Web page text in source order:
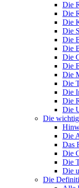
Die
Die
Die
Die
Die
Die
Die
Die
Die
Die
Die
Die
Die
Die
Die
Das
Die
Die
Die
Die